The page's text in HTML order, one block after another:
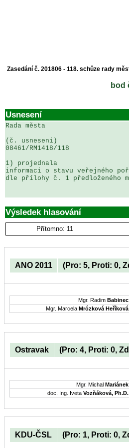
Zasedání č. 201806 - 118. schůze rady
bod
Usnesení
Rada města
(č. usneseni)
08461/RM1418/118
1) projednala
informaci o stavu veřejného
dle přílohy č. 1 předloženého
Výsledek hlasování
Přítomno: 11
ANO 2011 (Pro: 5, Proti: 0,
Mgr. Radim Babinec
Mgr. Marcela Mrózková Heříková
Ostravak (Pro: 4, Proti: 0,
Mgr. Michal Mariánek
doc. Ing. Iveta Vozňáková, Ph.D.
KDU-ČSL (Pro: 1, Proti: 0,